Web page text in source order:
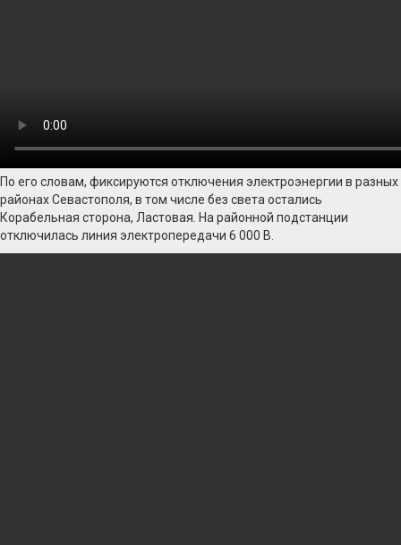
По его словам, фиксируются отключения электроэнергии в разных
районах Севастополя, в том числе без света остались
Корабельная сторона, Ластовая. На районной подстанции
отключилась линия электропередачи 6 000 В.